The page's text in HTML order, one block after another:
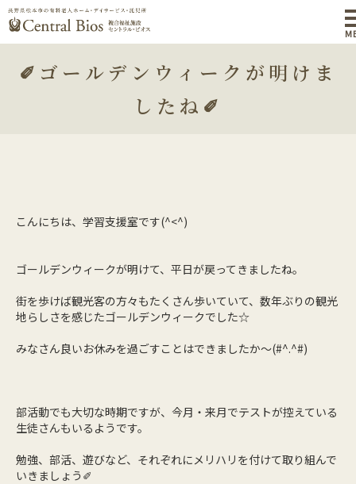
✐ゴールデンウィークが明けま
したね✐
こんにちは、学習支援室です(^<^)
ゴールデンウィークが明けて、平日が戻ってきましたね。
街を歩けば観光客の方々もたくさん歩いていて、数年ぶりの観光
地らしさを感じたゴールデンウィークでした☆
みなさん良いお休みを過ごすことはできましたか～(#^.^#)
部活動でも大切な時期ですが、今月・来月でテストが控えている
生徒さんもいるようです。
勉強、部活、遊びなど、それぞれにメリハリを付けて取り組んで
いきましょう✐